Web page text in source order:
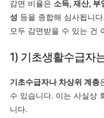
감면 비율은 소득, 재산, 부
성 등을 종합해 심사됩니
모두 감면받을 수 있는 건
1) 기초생활수급자
기초수급자나 차상위 계층
수 있습니다. 이는 사실상
니다.